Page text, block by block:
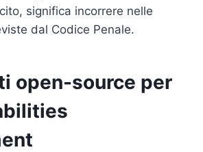
significa incorrere nelle
dal Codice Penale.
open-source per